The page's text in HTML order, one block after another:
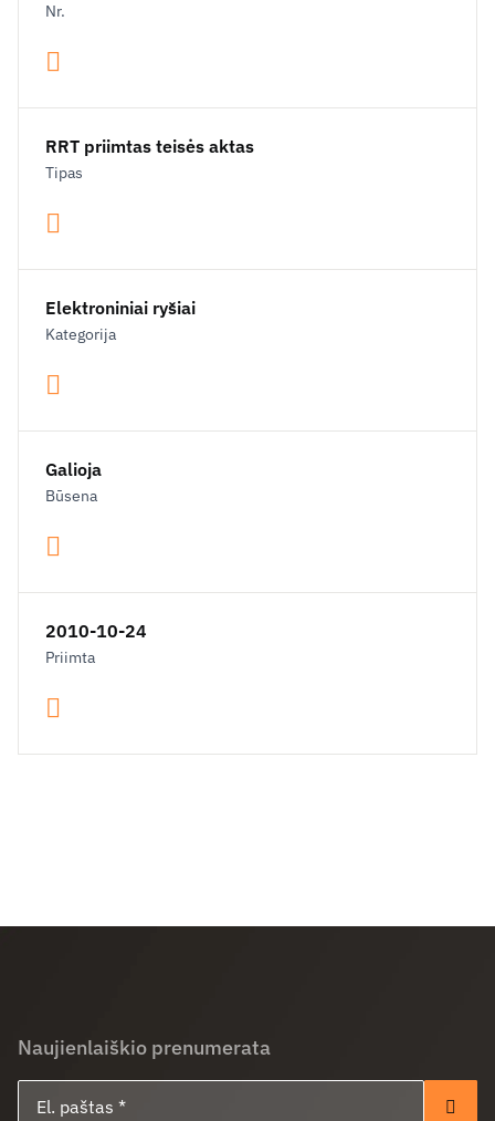
Nr.
RRT priimtas teisės aktas
Tipas
Elektroniniai ryšiai
Kategorija
Galioja
Būsena
2010-10-24
Priimta
Naujienlaiškio prenumerata